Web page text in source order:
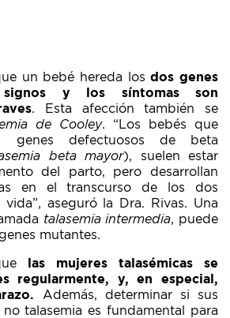
un bebé hereda losdos genes
y los síntomas son
. Esta afección también se
de Cooley. “Los bebés que
genes defectuosos de beta
beta mayor), suelen estar
del parto, pero desarrollan
en el transcurso de los dos
aseguró la Dra. Rivas. Una
talasemia intermedia, puede
mutantes.
las mujeres talasémicas se
regularmente, y, en especial,
Además, determinar si sus
talasemia es fundamental para